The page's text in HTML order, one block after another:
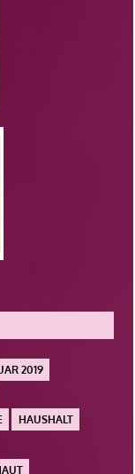
2019
HAUSHALT